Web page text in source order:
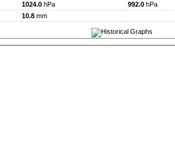
1024.0 hPa 992.0 hPa
10.8 mm